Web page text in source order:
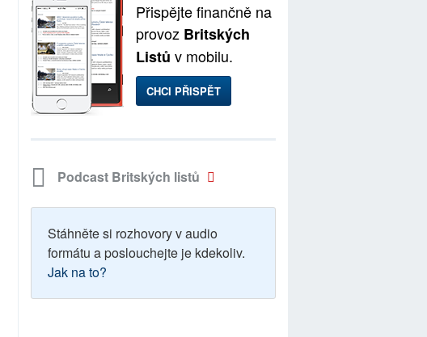
Přispějte finančně na
provoz Britských
Listů v mobilu.
CHCI PŘISPĚT
Podcast Britských listů
Stáhněte si rozhovory v audio
formátu a poslouchejte je kdekoliv.
Jak na to?